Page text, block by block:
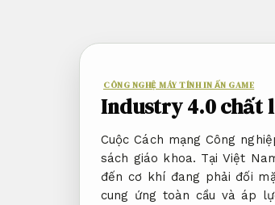
CÔNG NGHỆ MÁY TÍNH IN ẤN GAME
Industry 4.0 chất
Cuộc Cách mạng Công
sách giáo khoa. Tại Việt
đến cơ khí đang phải đối
cung ứng toàn cầu và áp